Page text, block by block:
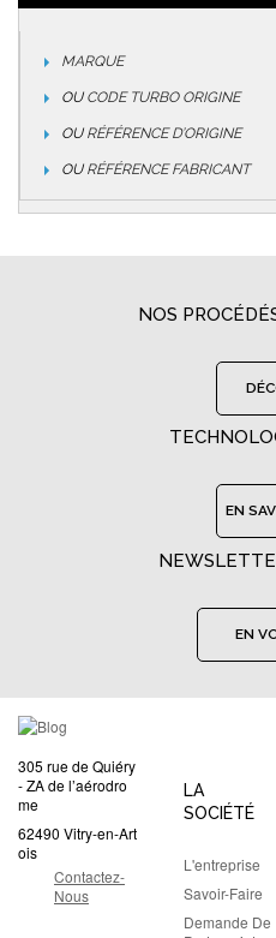
MARQUE
OUCODE TURBO ORIGINE
OURÉFÉRENCE D’ORIGINE
OURÉFÉRENCE FABRICANT
NOS
EN
EN
305 rue de Quiéry
- ZA de l’aérodro
me
62490 Vitry-en-Art
ois
Contactez-
Nous
LA
SOCIÉTÉ
L'entreprise
Savoir-Faire
Demande De